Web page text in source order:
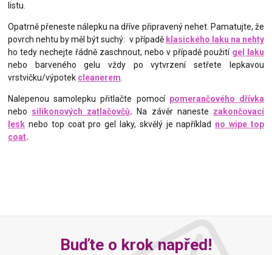
listu.
Opatrně přeneste nálepku na dříve připravený nehet. Pamatujte, že
povrch nehtu by měl být suchý: v případě klasického laku na nehty
ho tedy nechejte řádně zaschnout, nebo v případě použití gel laku
nebo barveného gelu vždy po vytvrzení setřete lepkavou
vrstvičku/výpotek cleanerem.
Nalepenou samolepku přitlačte pomocí pomerančového dřívka
nebo silikonových zatlačovčů. Na závěr naneste zakončovací
lesk nebo top coat pro gel laky, skvělý je například no wipe top
coat.
Buďte o krok napřed!